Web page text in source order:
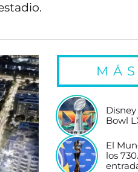
Bowl
El
los